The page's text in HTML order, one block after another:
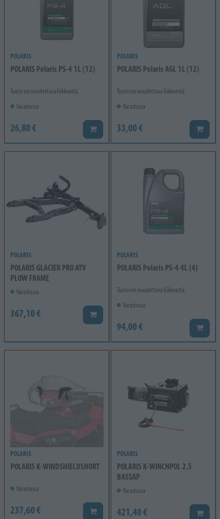
POLARIS
POLARIS Polaris PS-4 1L (12)
Tuote on noudettava liikkeestä.
Varastossa
26,80 € Lisää koriin
POLARIS
POLARIS Polaris AGL 1L (12)
Tuote on noudettava liikkeestä.
Varastossa
33,00 € Lisää
POLARIS
POLARIS GLACIER PRO ATV
PLOW FRAME
Varastossa
367,10 € Lisää koriin
POLARIS
POLARIS Polaris PS-4 4L (4)
Tuote on noudettava liikkeestä.
Varastossa
94,00 € Lisää
POLARIS
POLARIS K-WINDSHIELDSHORT
Varastossa
237,60 € Lisää koriin
POLARIS
POLARIS K-WINCHPOL 2.5
BASSAP
Varastossa
421,40 € Lisää